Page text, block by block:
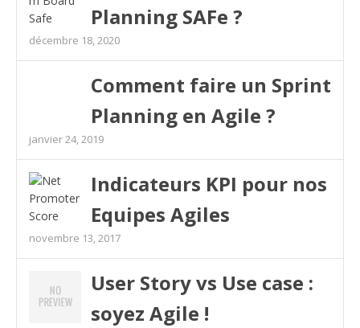
Planning SAFe ?
décembre 18, 2020
Comment faire un Sprint
Planning en Agile ?
janvier 24, 2019
Indicateurs KPI pour nos
Equipes Agiles
novembre 13, 2017
User Story vs Use case :
soyez Agile !